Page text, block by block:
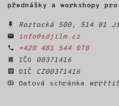
přednášky a workshopy
Roztocká 500, 514 01
info@sdjilm.cz
+420 481 544 070
IČO
00371416
DIČ
CZ00371416
Datová schránka